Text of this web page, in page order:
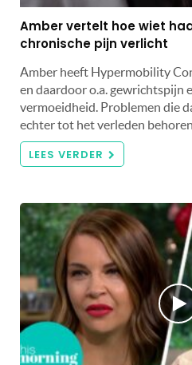
Amber vertelt hoe wiet
chronische pijn verlicht
Amber heeft Hypermobility
en daardoor o.a. gewrichtspijn
vermoeidheid. Problemen die
echter tot het verleden
LEES VERDER